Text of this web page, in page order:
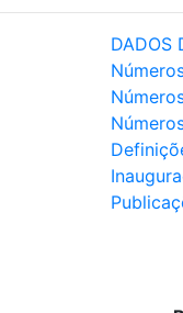
DADOS